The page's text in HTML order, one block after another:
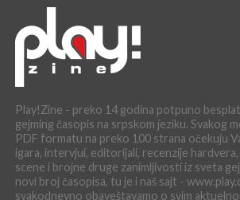
Play!Zine - preko 14 godina potpuno
gejming časopis na srpskom jeziku. Svakog
PDF formatu na preko 100 strana očekuju
igara, intervjui, editorijali, recenzije
scene i brojne druge zanimljivosti iz sveta
novi broj časopisa, tu je i naš sajt -
svakodnevno obaveštavamo o svim